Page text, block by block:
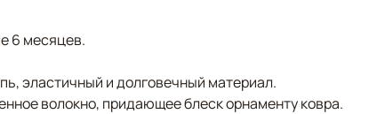
6 месяцев.
эластичный и долговечный материал.
волокно, придающее блеск орнаменту ковра.